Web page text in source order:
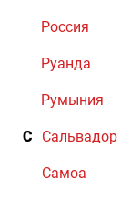
Россия
Руанда
Румыния
С Сальвадор
Самоа